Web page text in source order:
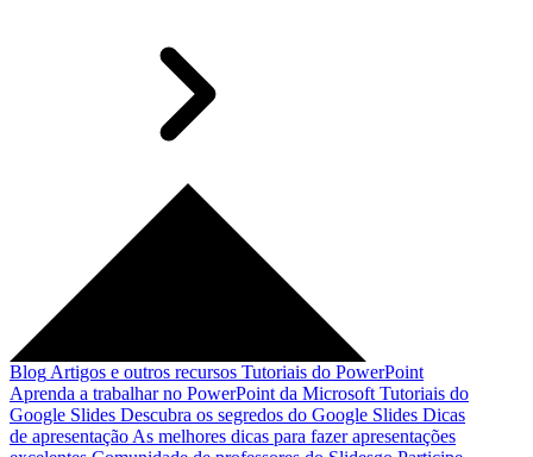
Blog Artigos e outros recursos Tutoriais do PowerPoint
Aprenda a trabalhar no PowerPoint da Microsoft Tutoriais do
Google Slides Descubra os segredos do Google Slides Dicas
de apresentação As melhores dicas para fazer apresentações